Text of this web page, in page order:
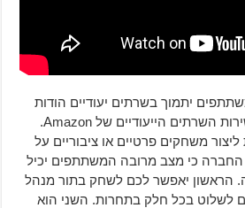
יתמוך בשרתים יעודיים הודות
ל-Amazon GameLift, שירות השרתים הייעודיים של Amazon.
משחקים פרטיים או ציבוריים על
החברה כי מצב מרובה המשתתפים יכיל
הראשון יאפשר לכם לשחק בתור מנהל
לשלוט בכל חלק בתחרות. השני הוא